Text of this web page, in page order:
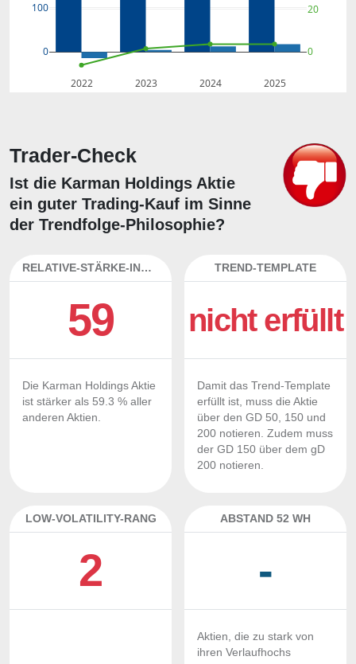
2022 2023 2024 2025
0
100
0
20
Trader-Check
Ist die Karman Holdings Aktie
ein guter Trading-Kauf im Sinne
der Trendfolge-Philosophie?
RELATIVE-STÄRKE-INDEX
59
Die Karman Holdings Aktie
ist stärker als 59.3 % aller
anderen Aktien.
TREND-TEMPLATE
nicht erfüllt
Damit das Trend-Template
erfüllt ist, muss die Aktie
über den GD 50, 150 und
200 notieren. Zudem muss
der GD 150 über dem gD
200 notieren.
LOW-VOLATILITY-RANG
2
ABSTAND 52 WH
-
Aktien, die zu stark von
ihren Verlaufhochs